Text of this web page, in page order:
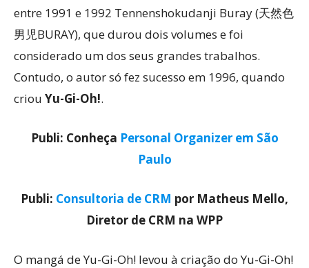
entre 1991 e 1992 Tennenshokudanji Buray (天然色
男児BURAY), que durou dois volumes e foi
considerado um dos seus grandes trabalhos.
Contudo, o autor só fez sucesso em 1996, quando
criou Yu-Gi-Oh!.
Publi: Conheça Personal Organizer em São
Paulo
Publi: Consultoria de CRM por Matheus Mello,
Diretor de CRM na WPP
O mangá de Yu-Gi-Oh! levou à criação do Yu-Gi-Oh!